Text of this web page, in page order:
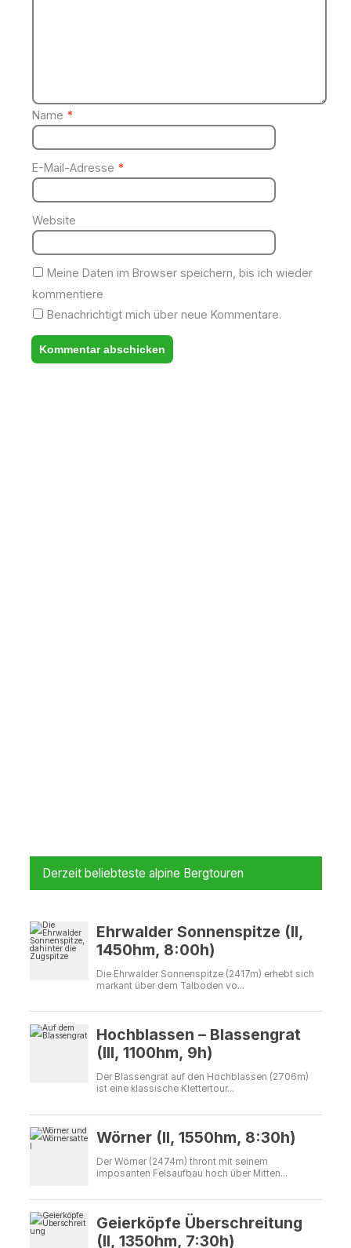
Name *
E-Mail-Adresse *
Website
Meine Daten im Browser speichern, bis ich wieder
kommentiere
Benachrichtigt mich über neue Kommentare.
Derzeit beliebteste alpine Bergtouren